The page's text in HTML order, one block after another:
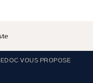
VOUS PROPOSE